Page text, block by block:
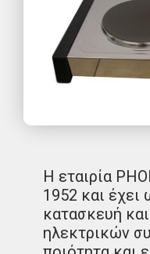
Η εταιρία
1952 και
κατασκευή
ηλεκτρικών